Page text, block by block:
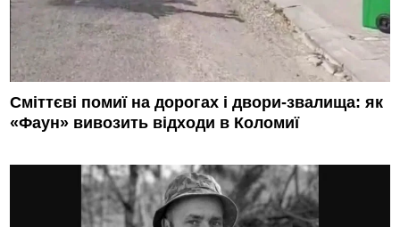
Сміттєві помиї на дорогах і двори-звалища: як
«Фаун» вивозить відходи в Коломиї